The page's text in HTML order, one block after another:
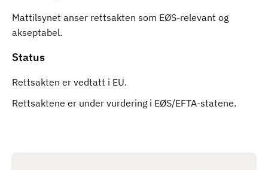
Mattilsynet anser rettsakten som EØS-relevant og
akseptabel.
Status
Rettsakten er vedtatt i EU.
Rettsaktene er under vurdering i EØS/EFTA-statene.